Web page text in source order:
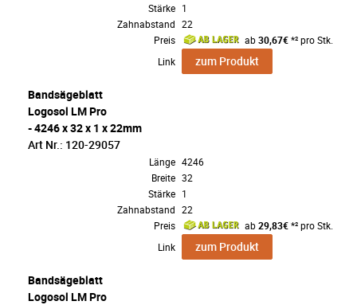
Stärke 1
Zahnabstand 22
Preis
ab30,67€*² pro Stk.
Link
zum Produkt
Bandsägeblatt
Logosol LM Pro
- 4246 x 32 x 1 x 22mm
Art Nr.: 120-29057
Länge 4246
Breite 32
Stärke 1
Zahnabstand 22
Preis
ab29,83€*² pro Stk.
Link
zum Produkt
Bandsägeblatt
Logosol LM Pro